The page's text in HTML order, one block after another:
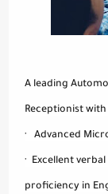
A leading
Receptionist
· Advanced
· Excellent
proficiency in